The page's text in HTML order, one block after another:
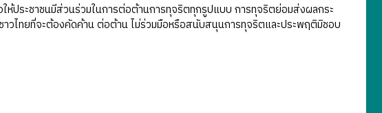
ประชาชนมีส่วนร่วมในการต่อต้านการทุจริตทุกรูปแบบ การทุจริตย่อมส่งผลกระ
วไทยที่จะต้องคัดค้าน ต่อต้าน ไม่ร่วมมือหรือสนับสนุนการทุจริตและประพฤติมิชอบ